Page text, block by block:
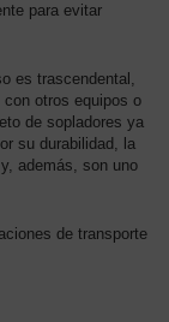
para evitar
es trascendental,
otros equipos o
de sopladores ya
su durabilidad, la
además, son uno
de transporte